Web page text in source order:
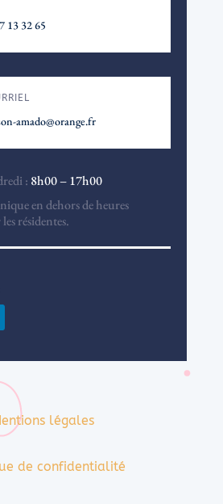
13 32 65
amado@orange.fr
: 8h00 – 17h00
en dehors de heures
résidentes.
légales
de confidentialité